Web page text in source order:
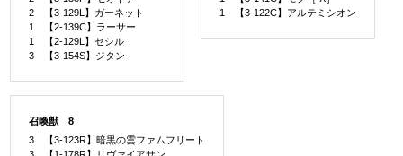
2 【3-129L】ガーネット
1 【2-139C】ラーサー
1 【2-129L】セシル
3 【3-154S】ジタン
1 【3-122C】アルテミシオン
召喚獣 8
3 【3-123R】暗黒の雲ファムフリート